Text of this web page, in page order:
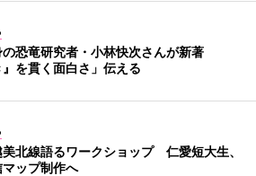
の恐竜研究者・小林快次さんが新著
』を貫く面白さ」伝える
北線語るワークショップ 仁愛短大生、
ップ制作へ